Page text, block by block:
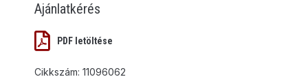
Ajánlatkérés
PDF letöltése
Cikkszám: 11096062